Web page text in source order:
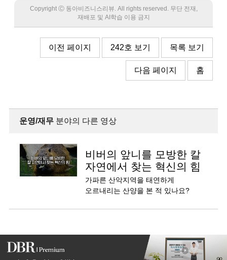
Copyright Ⓒ 동아비즈니스리뷰. All rights reserved. 무단 전재,
재배포 및 AI학습 이용 금지
이전 페이지 242호 보기 목록 보기
다음 페이지 홈
운영/재무분야의 다른 영상
비버의 앞니를 모방한 칼
자연에서 찾는 혁신의 힘
가파른 산악지역을 태연하게
오르내리는 산양을 본 적 있나요?
아슬아슬하게 서있는 산양은 보는
합니다.
산양은 어떻게 넘어지지 않고 손쉽게